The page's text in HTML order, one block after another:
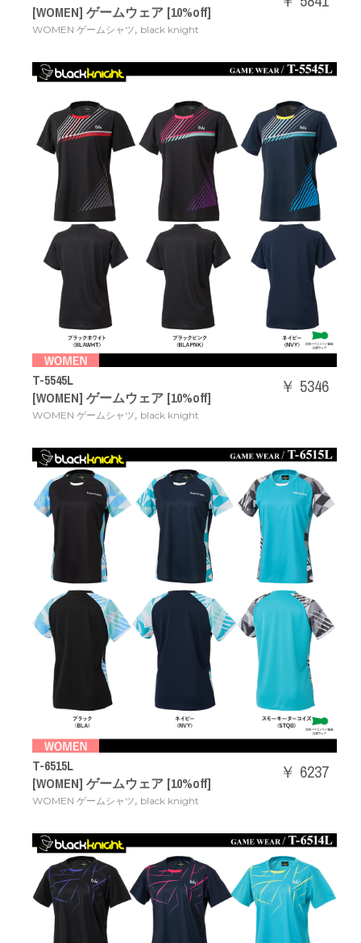
[WOMEN] ゲームウェア [10%off]
WOMEN ゲームシャツ, black knight
T-5545L
[WOMEN] ゲームウェア [10%off]
WOMEN ゲームシャツ, black knight
￥ 5346
T-6515L
[WOMEN] ゲームウェア [10%off]
WOMEN ゲームシャツ, black knight
￥ 6237